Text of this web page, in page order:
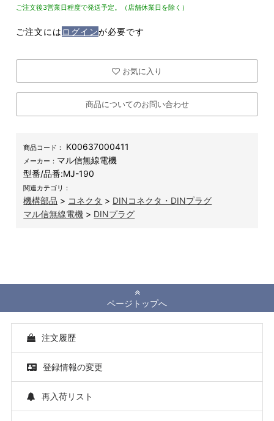
ご注文後3営業日程度で発送予定。（店舗休業日を除く）
ご注文には ログインが必要です
お気に入り
商品についてのお問い合わせ
商品コード： K00637000411
メーカー： マル信無線電機
型番/品番:MJ-190
関連カテゴリ：
機構部品 > コネクタ > DINコネクタ・DINプラグ
マル信無線電機 > DINプラグ
ページトップへ
注文履歴
登録情報の変更
再入荷リスト